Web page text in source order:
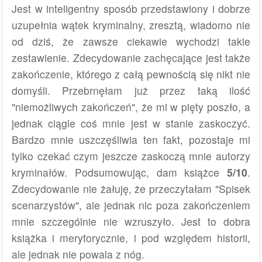
Jest w inteligentny sposób przedstawiony i dobrze
uzupełnia wątek kryminalny, zresztą, wiadomo nie
od dziś, że zawsze ciekawie wychodzi takie
zestawienie. Zdecydowanie zachęcające jest także
zakończenie, którego z całą pewnością się nikt nie
domyśli. Przebrnęłam już przez taką ilość
"niemożliwych zakończeń", że mi w pięty poszło, a
jednak ciągle coś mnie jest w stanie zaskoczyć.
Bardzo mnie uszczęśliwia ten fakt, pozostaje mi
tylko czekać czym jeszcze zaskoczą mnie autorzy
kryminałów. Podsumowując, dam książce 5/10.
Zdecydowanie nie żałuję, że przeczytałam "Spisek
scenarzystów", ale jednak nic poza zakończeniem
mnie szczególnie nie wzruszyło. Jest to dobra
książka i merytorycznie, i pod względem historii,
ale jednak nie powala z nóg.